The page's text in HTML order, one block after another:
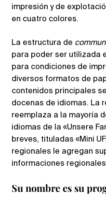
impresión y de
en cuatro colores.
La estructura de
para poder ser utilizada
para condiciones de
diversos formatos de
contenidos principales
docenas de idiomas. La
reemplaza a la mayoría
idiomas de la «Unsere
breves, tituladas «Mini
regionales le agregan
informaciones
Su nombre es su